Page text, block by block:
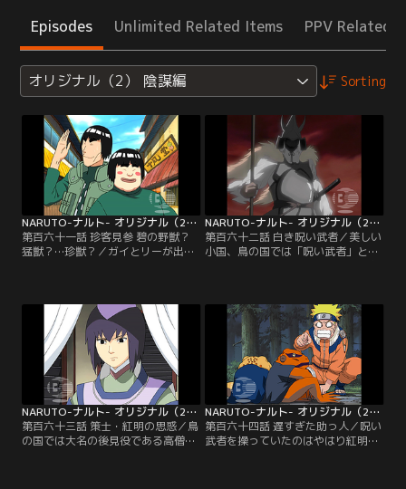
Episodes Unlimited Related Items PPV Related
オリジナル（2） 陰謀編 Sorting
NARUTO-ナルト- オリジナル（2） 陰謀編 第161話
第百六十一話 珍客見参 碧の野獣？
猛獣？…珍獣？／ガイとリーが出か
ャ・リー。「だれもダマされないだ
ろう」という綱手の判断で、二人は
そのまま放っておかれていた。だが
ナルトはなんとこの変装にすっかり
ダマされ、「体術の修業をつけてく
れ！」と二人に頼み込む。【提供：
バンダイチャンネル】
NARUTO-ナルト- オリジナル（2） 陰謀編 第162話
第百六十二話 白き呪い武者／美しい
小国、鳥の国では「呪い武者」と呼
る。選ばれたのはナルト、ネジ、テ
ンテン。武者の正体が急死した先代
大名オオワシの亡霊だと聞き、ビビ
るナルト！一行は現地に向かい、い
きなり呪い武者と遭遇する…。【提
供：バンダイチャンネル】
NARUTO-ナルト- オリジナル（2） 陰謀編 第163話
第百六十三話 策士・紅明の思惑／鳥
の国では大名の後見役である高僧
NARUTO-ナルト- オリジナル（2） 陰謀編 第164話
第百六十四話 遅すぎた助っ人／呪い
武者を操っていたのはやはり紅明だ